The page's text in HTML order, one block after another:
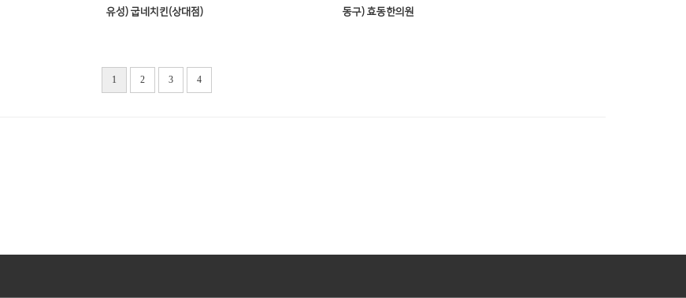
유성) 굽네치킨(상대점) 동구) 효동한의원
1 2 3 4